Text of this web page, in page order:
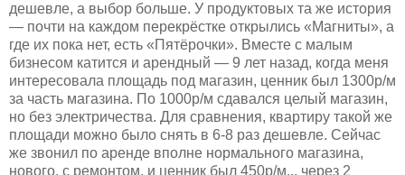
дешевле, а выбор больше. У продуктовых та же история
— почти на каждом перекрёстке открылись «Магниты», а
где их пока нет, есть «Пятёрочки». Вместе с малым
бизнесом катится и арендный — 9 лет назад, когда меня
интересовала площадь под магазин, ценник был 1300р/м
за часть магазина. По 1000р/м сдавался целый магазин,
но без электричества. Для сравнения, квартиру такой же
площади можно было снять в 6-8 раз дешевле. Сейчас
же звонил по аренде вполне нормального магазина,
нового, с ремонтом, и ценник был 450р/м... через 2